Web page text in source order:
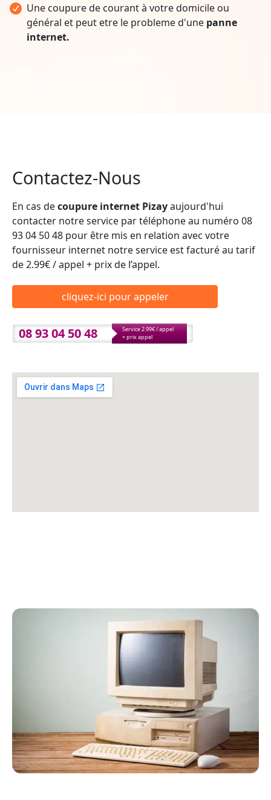
Une coupure de courant à votre domicile ou
général et peut etre le probleme d'une panne
internet.
Contactez-Nous
En cas decoupure internet Pizayaujourd'hui
contacter notre service par téléphone au numéro 08
93 04 50 48 pour être mis en relation avec votre
fournisseur internet notre service est facturé au tarif
de 2.99€ / appel + prix de l’appel.
cliquez-ici pour appeler
08 93 04 50 48
Service 2.99€ / appel
+ prix appel